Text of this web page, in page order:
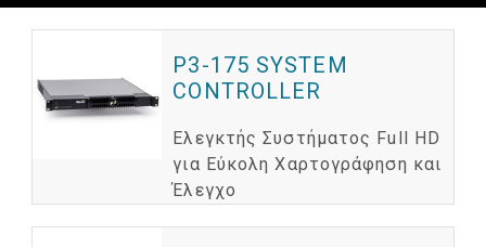
P3-175 SYSTEM
CONTROLLER
Ελεγκτής Συστήματος Full HD
για Εύκολη Χαρτογράφηση και
Έλεγχο